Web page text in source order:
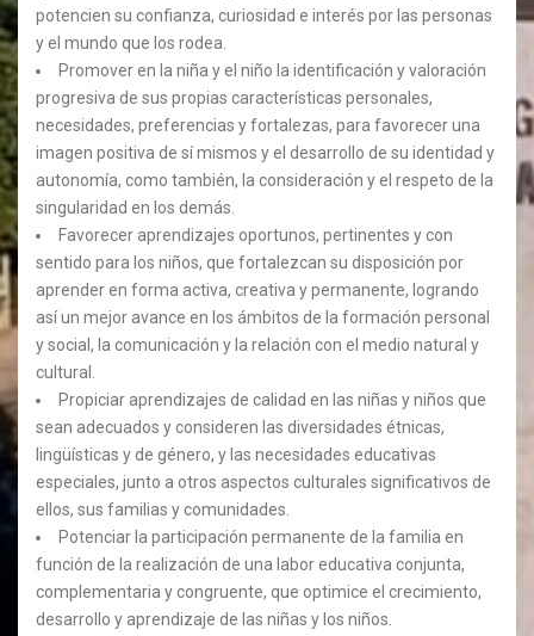
potencien su confianza, curiosidad e interés por las personas
y el mundo que los rodea.
Promover en la niña y el niño la identificación y valoración
progresiva de sus propias características personales,
necesidades, preferencias y fortalezas, para favorecer una
imagen positiva de sí mismos y el desarrollo de su identidad y
autonomía, como también, la consideración y el respeto de la
singularidad en los demás.
Favorecer aprendizajes oportunos, pertinentes y con
sentido para los niños, que fortalezcan su disposición por
aprender en forma activa, creativa y permanente, logrando
así un mejor avance en los ámbitos de la formación personal
y social, la comunicación y la relación con el medio natural y
cultural.
Propiciar aprendizajes de calidad en las niñas y niños que
sean adecuados y consideren las diversidades étnicas,
lingüísticas y de género, y las necesidades educativas
especiales, junto a otros aspectos culturales significativos de
ellos, sus familias y comunidades.
Potenciar la participación permanente de la familia en
función de la realización de una labor educativa conjunta,
complementaria y congruente, que optimice el crecimiento,
desarrollo y aprendizaje de las niñas y los niños.